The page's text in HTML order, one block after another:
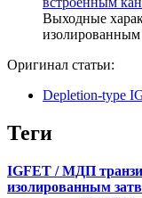
Выходные
изолированным
Оригинал статьи:
Depletion-type
Теги
IGFET / МДП
изолированным